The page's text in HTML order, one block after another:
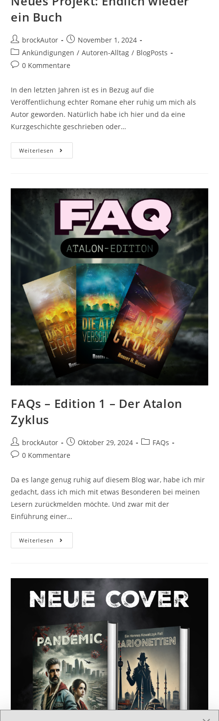
ein Buch
brockAutor
November 1, 2024
Ankündigungen / Autoren-Alltag / BlogPosts
0 Kommentare
In den letzten Jahren ist es in Bezug auf die
Veröffentlichung echter Romane eher ruhig um mich als
Autor geworden. Natürlich habe ich hier und da eine
Kurzgeschichte geschrieben oder…
Weiterlesen
FAQs – Edition 1 – Der Atalon
Zyklus
brockAutor Oktober 29, 2024
FAQs
0 Kommentare
Da es lange genug ruhig auf diesem Blog war, habe ich mir
gedacht, dass ich mich mit etwas Besonderen bei meinen
Lesern zurückmelden möchte. Und zwar mit der
Einführung einer…
Weiterlesen